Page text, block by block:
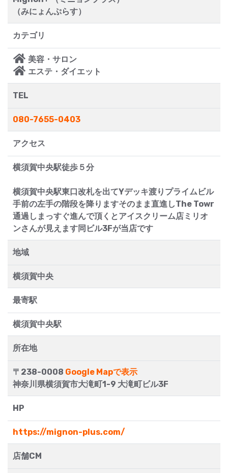
（みにょんぷらす）
カテゴリ
美容・サロン
エステ・ダイエット
TEL
080-7655-0403
アクセス
横須賀中央駅徒歩５分
横須賀中央駅東口改札を出てYデッキ渡りプライムビル
手前の左手の階段を降りますそのまま直進しThe Towr
通過しまっすぐ進んで頂くとアイスクリーム店ミリオ
ンさんが見えます同ビル3Fが当店です
地域
横須賀中央
最寄駅
横須賀中央駅
所在地
〒238-0008 Google Mapで表示
神奈川県横須賀市大滝町1-9 大滝町ビル3F
HP
https://mignon-plus.com/
店舗CM